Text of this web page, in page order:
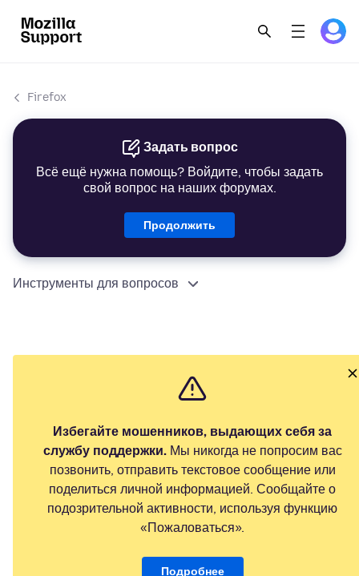
Firefox
Задать вопрос
Всё ещё нужна помощь? Войдите, чтобы задать
свой вопрос на наших форумах.
Продолжить
Инструменты для вопросов
Избегайте мошенников, выдающих себя за
службу поддержки.Мы никогда не попросим вас
позвонить, отправить текстовое сообщение или
поделиться личной информацией. Сообщайте о
подозрительной активности, используя функцию
«Пожаловаться».
Подробнее